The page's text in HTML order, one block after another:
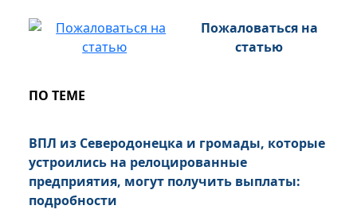
Пожаловаться на
статью
ПО ТЕМЕ
ВПЛ из Северодонецка и громады, которые
устроились на релоцированные
предприятия, могут получить выплаты:
подробности